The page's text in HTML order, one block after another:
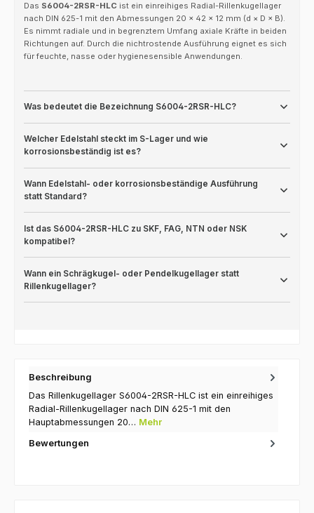
Das S6004-2RSR-HLC ist ein einreihiges Radial-Rillenkugellager
nach DIN 625-1 mit den Abmessungen 20 × 42 × 12 mm (d × D × B).
Es nimmt radiale und in begrenztem Umfang axiale Kräfte in beiden
Richtungen auf. Durch die nichtrostende Ausführung eignet es sich
für feuchte, nasse oder hygienesensible Anwendungen.
Was bedeutet die Bezeichnung S6004-2RSR-HLC?
Welcher Edelstahl steckt im S-Lager und wie
korrosionsbeständig ist es?
Wann Edelstahl- oder korrosionsbeständige Ausführung
statt Standard?
Ist das S6004-2RSR-HLC zu SKF, FAG, NTN oder NSK
kompatibel?
Wann ein Schrägkugel- oder Pendelkugellager statt
Rillenkugellager?
Beschreibung
Das Rillenkugellager S6004-2RSR-HLC ist ein einreihiges
Radial-Rillenkugellager nach DIN 625-1 mit den
Hauptabmessungen 20… Mehr
Bewertungen